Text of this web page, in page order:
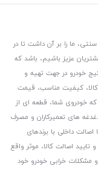
ما را بر آن داشت تا در
عزیز باشیم، باشد که
خودرو در جهت تهیه و
کیفیت مناسب، قیمت
خودروی شما، قطعه ای از
های تعمیرکاران و مصرف
داخلی با برندهای
اصالت کالا، موثر واقع
مشکلات خرابی خودرو خود